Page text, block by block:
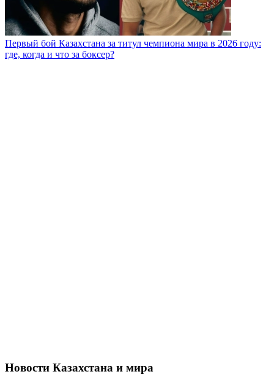
Первый бой Казахстана за титул чемпиона мира в 2026 году:
где, когда и что за боксер?
Новости Казахстана и мира